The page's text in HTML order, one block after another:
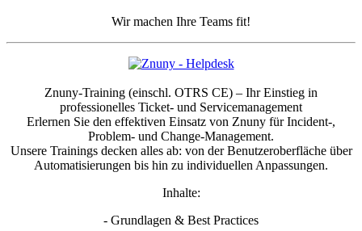
Wir machen Ihre Teams fit!
Znuny-Training (einschl. OTRS CE) – Ihr Einstieg in
professionelles Ticket- und Servicemanagement
Erlernen Sie den effektiven Einsatz von Znuny für Incident-,
Problem- und Change-Management.
Unsere Trainings decken alles ab: von der Benutzeroberfläche über
Automatisierungen bis hin zu individuellen Anpassungen.
Inhalte:
- Grundlagen & Best Practices